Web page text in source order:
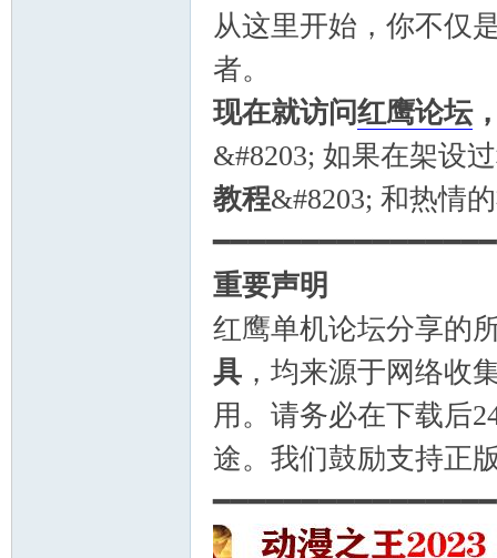
从这里开始，你不仅
者。
现在就访问红鹰论坛
&#8203; 如果在架设
教程&#8203; 和热情
重要声明
红鹰单机论坛分享的
具 ，均来源于网络收
用。请务必在下载后
途。我们鼓励支持正